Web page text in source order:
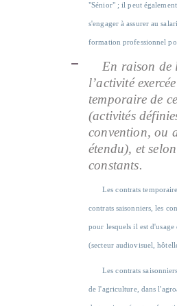
"Sénior" ; il peut
s'engager à assurer au
formation professionnel
En raison de
l’activité
temporaire de
(activités
convention, ou
étendu), et
constants.
Les contrats
contrats saisonniers, les
pour lesquels il est
(secteur audiovisuel,
Les contrats
de l'agriculture, dans